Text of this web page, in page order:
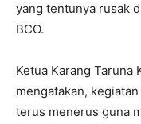
yang tentunya rusak
BCO.
Ketua Karang Taruna
mengatakan,
terus menerus guna